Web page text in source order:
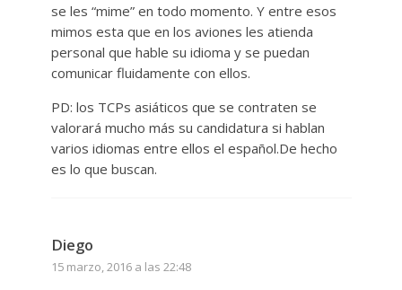
se les “mime” en todo momento. Y entre esos
mimos esta que en los aviones les atienda
personal que hable su idioma y se puedan
comunicar fluidamente con ellos.
PD: los TCPs asiáticos que se contraten se
valorará mucho más su candidatura si hablan
varios idiomas entre ellos el español.De hecho
es lo que buscan.
Diego
15 marzo, 2016 a las 22:48